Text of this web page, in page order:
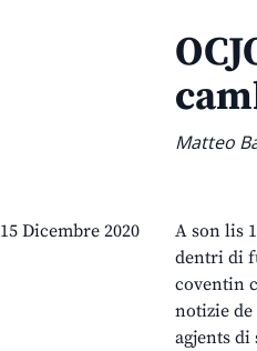
Matteo
15 Dicembre 2020
A son lis
dentri di
coventin
notizie
agjents di